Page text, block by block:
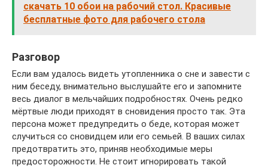
скачать 10 обои на рабочий стол. Красивые
бесплатные фото для рабочего стола
Разговор
Если вам удалось видеть утопленника о сне и завести с
ним беседу, внимательно выслушайте его и запомните
весь диалог в мельчайших подробностях. Очень редко
мёртвые люди приходят в сновидения просто так. Эта
персона может предупредить о беде, которая может
случиться со сновидцем или его семьей. В ваших силах
предотвратить это, приняв необходимые меры
предосторожности. Не стоит игнорировать такой